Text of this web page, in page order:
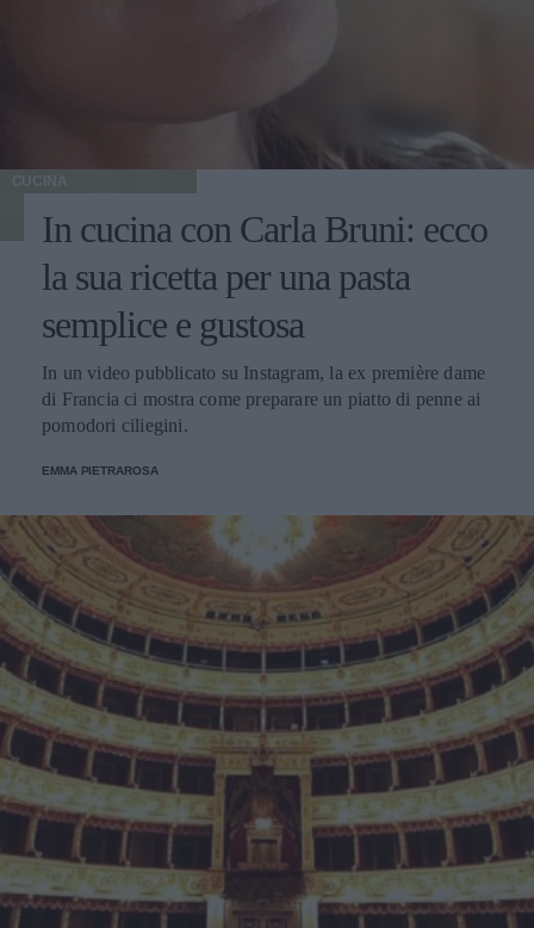
CUCINA
In cucina con Carla Bruni: ecco
la sua ricetta per una pasta
semplice e gustosa
In un video pubblicato su Instagram, la ex première dame
di Francia ci mostra come preparare un piatto di penne ai
pomodori ciliegini.
EMMA PIETRAROSA